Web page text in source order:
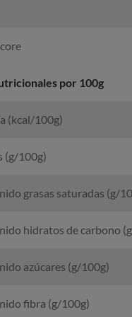
por 100g
(kcal/100g)
(g/100g)
grasas saturadas (g/
hidratos de carbono
azúcares (g/100g)
fibra (g/100g)